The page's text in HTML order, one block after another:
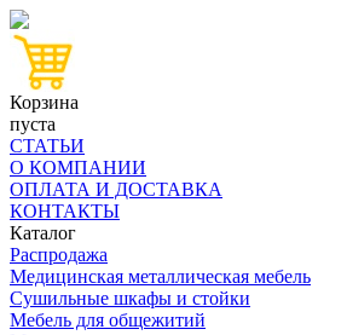
Корзина
пуста
СТАТЬИ
О КОМПАНИИ
ОПЛАТА И ДОСТАВКА
КОНТАКТЫ
Каталог
Распродажа
Медицинская металлическая мебель
Сушильные шкафы и стойки
Мебель для общежитий